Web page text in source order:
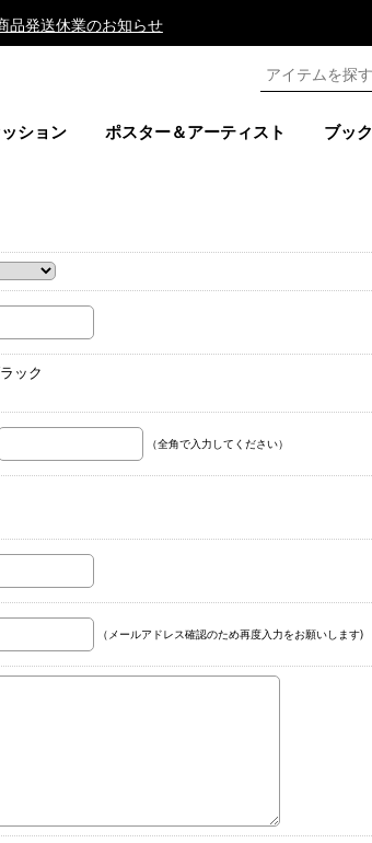
品発送休業のお知らせ
ション ポスター＆アーティスト ブック
ック
（全角で入力してください）
（メールアドレス確認のため再度入力をお願いします)